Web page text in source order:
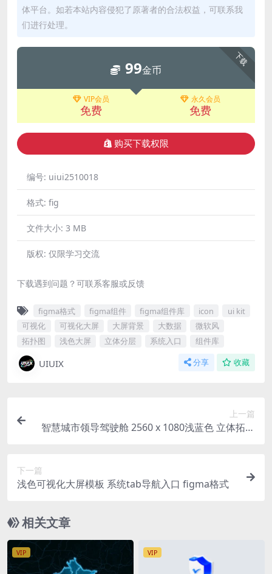
体平台。如若本站内容侵犯了原著者的合法权益，可联系我
们进行处理。
下载
99金币
VIP会员
免费
永久会员
免费
购买下载权限
编号: uiui2510018
格式: fig
文件大小: 3 MB
版权: 仅限学习交流
下载遇到问题？可联系客服或反馈
figma格式 figma组件 figma组件库 icon
ui kit
可视化
可视化大屏 大屏背景 大数据
微软风
拓扑图
浅色大屏 立体分层 系统入口 组件库
UIUIX 分享 收藏
上一篇
智慧城市领导驾驶舱 2560 x 1080浅蓝色 立体拓扑
下一篇
浅色可视化大屏模板 系统tab导航入口 figma格式
相关文章
VIP VIP